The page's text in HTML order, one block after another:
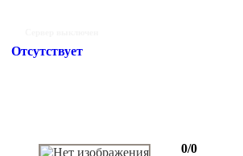
Отсутствует
0/0